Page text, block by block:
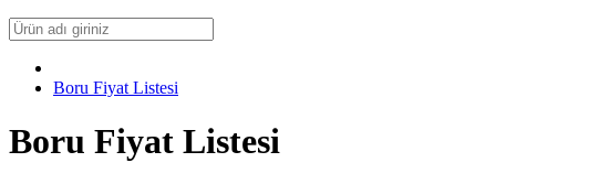
Boru Fiyat Listesi
Boru Fiyat Listesi